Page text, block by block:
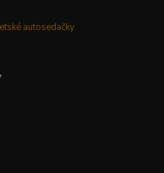
autosedačky